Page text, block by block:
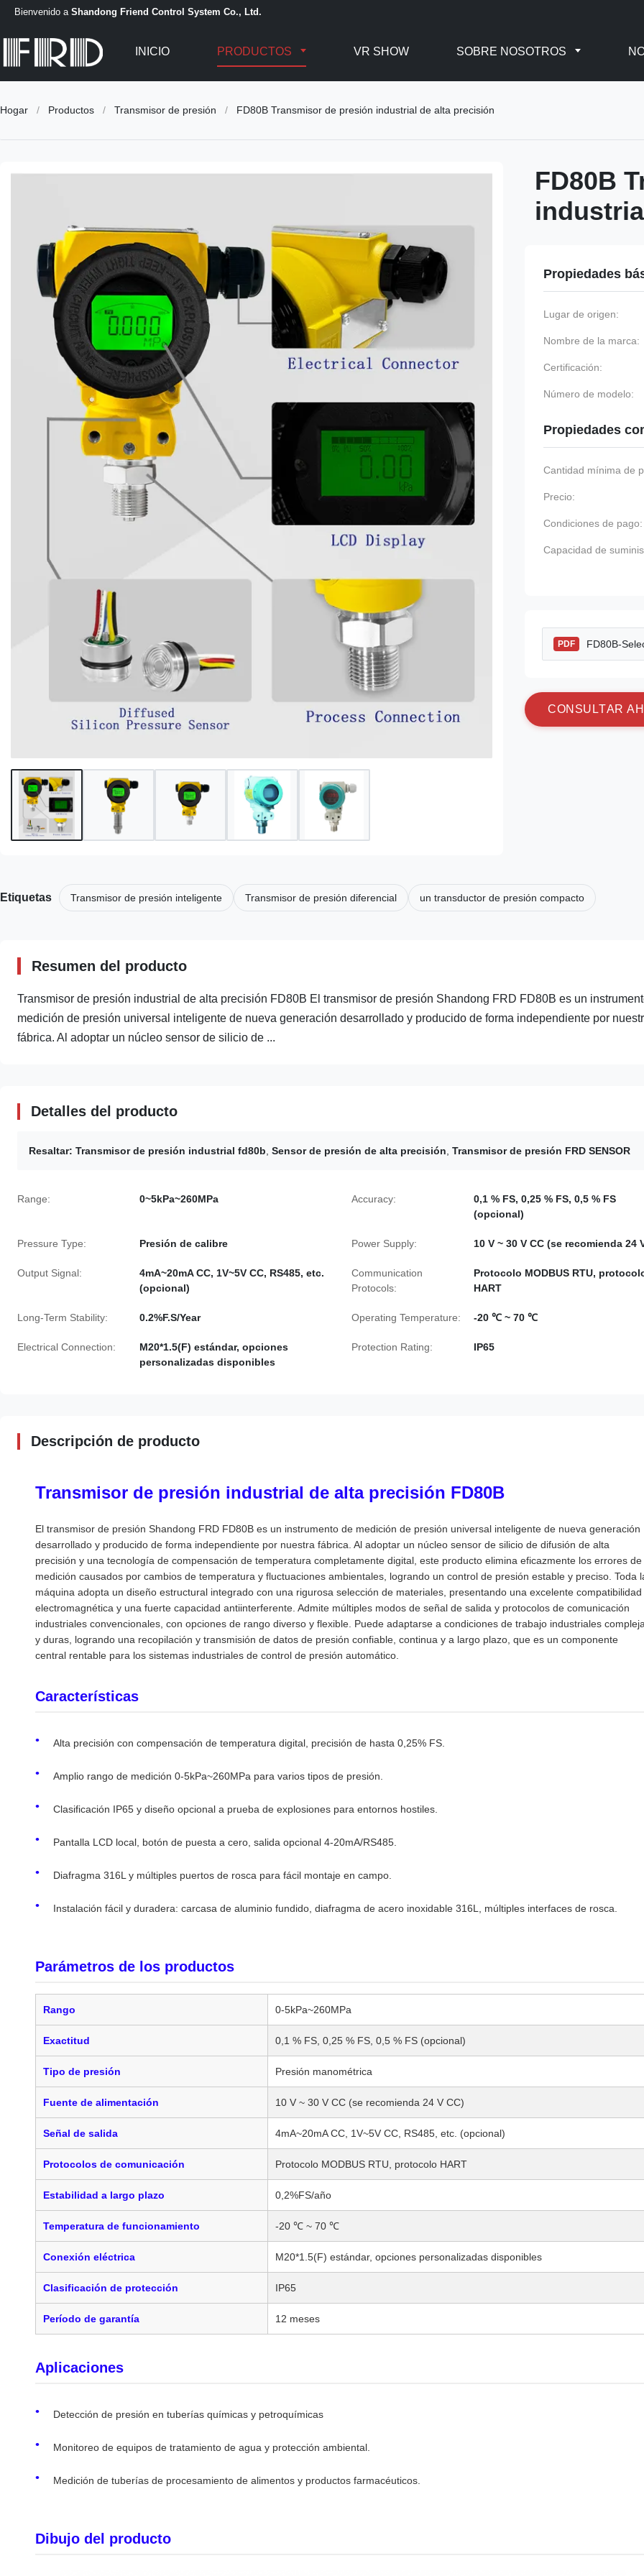
Bienvenido a Shandong Friend Control System Co., Ltd.
INICIO PRODUCTOS VR SHOW SOBRE NOSOTROS
Hogar / Productos / Transmisor de presión / FD80B Transmisor de presión industrial de alta precisión
FD80B
Propiedades
Lugar de origen:
Nombre de la marca:
Certificación:
Número de modelo:
Propiedades
Cantidad mínima de
Precio:
Condiciones de pago:
Capacidad de
PDF FD80B-
CON SU LTAR A H
Etiquetas Transmisor de presión inteligente Transmisor de presión diferencial un transductor de presión compacto
Resumen del producto
Transmisor de presión industrial de alta precisión FD80B El transmisor de presión Shandong FRD FD80B es un
medición de presión universal inteligente de nueva generación desarrollado y producido de forma independiente por
fábrica. Al adoptar un núcleo sensor de silicio de ...
Detalles del producto
Resaltar: Transmisor de presión industrial fd80b Sensor de presión de alta precisión Transmisor de presión FRD SENSOR
Range: 0~5kPa~260MPa Accuracy:
0,1 % FS, 0,25 % FS, 0,5 % FS
(opcional)
Pressure Type: Presión de calibre Power Supply: 10 V ~ 30 V CC (se recomienda 24
Output Signal:
4mA~20mA CC, 1V~5V CC, RS485, etc.
(opcional)
Communication
Protocols:
Protocolo MODBUS RTU,
HART
Long-Term Stability: 0.2%F.S/Year Operating Temperature: -20 ℃ ~ 70 ℃
Electrical Connection:
M20*1.5(F) estándar, opciones
personalizadas disponibles
Protection Rating: IP65
Descripción de producto
Transmisor de presión industrial de alta precisión FD80B
El transmisor de presión Shandong FRD FD80B es un instrumento de medición de presión universal inteligente de nueva generación
desarrollado y producido de forma independiente por nuestra fábrica. Al adoptar un núcleo sensor de silicio de difusión de alta
precisión y una tecnología de compensación de temperatura completamente digital, este producto elimina eficazmente los errores de
medición causados ​​por cambios de temperatura y fluctuaciones ambientales, logrando un control de presión estable y preciso. Toda
máquina adopta un diseño estructural integrado con una rigurosa selección de materiales, presentando una excelente compatibilidad
electromagnética y una fuerte capacidad antiinterferente. Admite múltiples modos de señal de salida y protocolos de comunicación
industriales convencionales, con opciones de rango diverso y flexible. Puede adaptarse a condiciones de trabajo industriales
y duras, logrando una recopilación y transmisión de datos de presión confiable, continua y a largo plazo, que es un componente
central rentable para los sistemas industriales de control de presión automático.
Características
Alta precisión con compensación de temperatura digital, precisión de hasta 0,25% FS.
Amplio rango de medición 0-5kPa~260MPa para varios tipos de presión.
Clasificación IP65 y diseño opcional a prueba de explosiones para entornos hostiles.
Pantalla LCD local, botón de puesta a cero, salida opcional 4-20mA/RS485.
Diafragma 316L y múltiples puertos de rosca para fácil montaje en campo.
Instalación fácil y duradera: carcasa de aluminio fundido, diafragma de acero inoxidable 316L, múltiples interfaces de rosca.
Parámetros de los productos
Rango 0-5kPa~260MPa
Exactitud 0,1 % FS, 0,25 % FS, 0,5 % FS (opcional)
Tipo de presión Presión manométrica
Fuente de alimentación 10 V ~ 30 V CC (se recomienda 24 V CC)
Señal de salida 4mA~20mA CC, 1V~5V CC, RS485, etc. (opcional)
Protocolos de comunicación Protocolo MODBUS RTU, protocolo HART
Estabilidad a largo plazo 0,2%FS/año
Temperatura de funcionamiento -20 ℃ ~ 70 ℃
Conexión eléctrica M20*1.5(F) estándar, opciones personalizadas disponibles
Clasificación de protección IP65
Período de garantía 12 meses
Aplicaciones
Detección de presión en tuberías químicas y petroquímicas
Monitoreo de equipos de tratamiento de agua y protección ambiental.
Medición de tuberías de procesamiento de alimentos y productos farmacéuticos.
Dibujo del producto